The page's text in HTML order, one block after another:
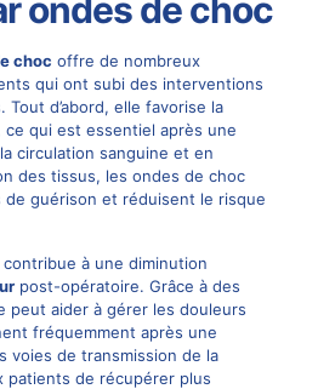
ondes de choc
choc offre de nombreux
qui ont subi des interventions
d’abord, elle favorise la
ce qui est essentiel après une
circulation sanguine et en
des tissus, les ondes de choc
guérison et réduisent le risque
à une diminution
post-opératoire. Grâce à des
peut aider à gérer les douleurs
fréquemment après une
voies de transmission de la
patients de récupérer plus